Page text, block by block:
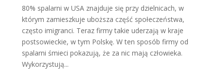
80% spalarni w USA znajduje się przy dzielnicach, w
którym zamieszkuje uboższa część społeczeństwa,
często imigranci. Teraz firmy takie uderzają w kraje
postsowieckie, w tym Polskę. W ten sposób firmy od
spalarni śmieci pokazują, że za nic mają człowieka.
Wykorzystują...